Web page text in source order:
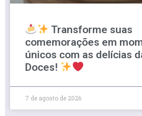
Transforme suas
comemorações em
únicos com as delícias
Doces!
7 de agosto de 2026